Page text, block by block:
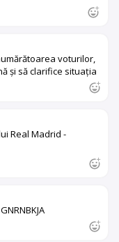
voturilor,
și să clarifice situația
Real Madrid -